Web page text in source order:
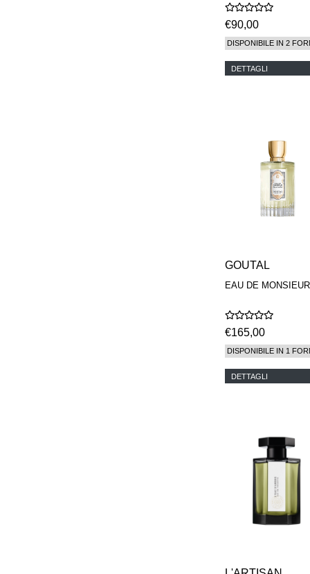
€90,00
DISPONIBILE IN 2
DETTAGLI
GOUTAL
EAU DE MONSIEUR
€165,00
DISPONIBILE IN 1
DETTAGLI